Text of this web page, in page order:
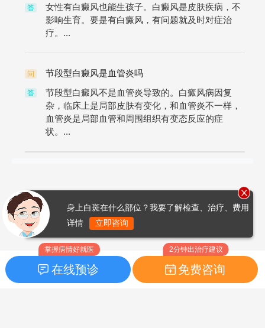
答
女性有白癜风也能生孩子。白癜风是皮肤疾病，不
影响生育。要是有白癜风，有问题就及时对症治
疗。...
问 节段型白癜风是血管炎吗
答
节段型白癜风不是血管炎导致的。白癜风病因复
杂，临床上是局部皮肤有变化，和血管炎不一样，
血管炎是局部血管和周围组织有变态反应的症
状。...
掌握病情好就医
在线预诊
2分钟出治疗建议
免费咨询
身上白斑在什么部位？我要了解检查、治疗、费用
详情
立即咨询